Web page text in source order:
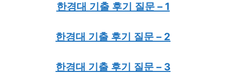
한경대 기출 후기 질문 – 1
한경대 기출 후기 질문 – 2
한경대 기출 후기 질문 – 3